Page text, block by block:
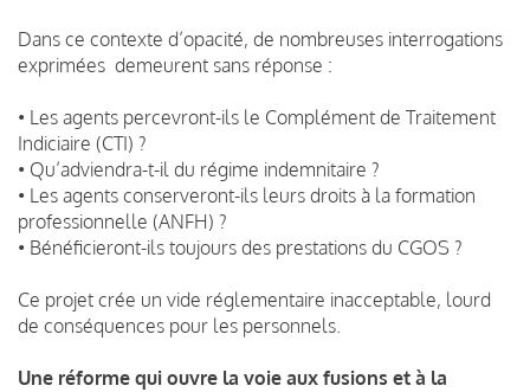
Dans ce contexte d’opacité, de nombreuses interrogations
exprimées demeurent sans réponse :
• Les agents percevront-ils le Complément de Traitement
Indiciaire (CTI) ?
• Qu’adviendra-t-il du régime indemnitaire ?
• Les agents conserveront-ils leurs droits à la formation
professionnelle (ANFH) ?
• Bénéficieront-ils toujours des prestations du CGOS ?
Ce projet crée un vide réglementaire inacceptable, lourd
de conséquences pour les personnels.
Une réforme qui ouvre la voie aux fusions et à la